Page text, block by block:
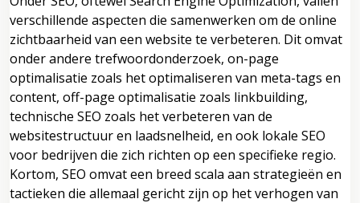
verschillende aspecten die samenwerken om de online
zichtbaarheid van een website te verbeteren. Dit omvat
onder andere trefwoordonderzoek, on-page
optimalisatie zoals het optimaliseren van meta-tags en
content, off-page optimalisatie zoals linkbuilding,
technische SEO zoals het verbeteren van de
websitestructuur en laadsnelheid, en ook lokale SEO
voor bedrijven die zich richten op een specifieke regio.
Kortom, SEO omvat een breed scala aan strategieën en
tactieken die allemaal gericht zijn op het verhogen van